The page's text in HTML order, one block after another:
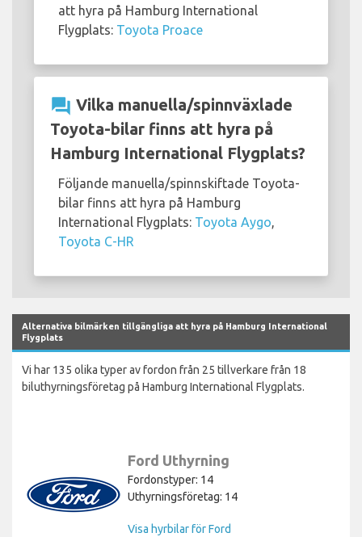
att hyra på Hamburg International
Flygplats: Toyota Proace
question_answer Vilka manuella/spinnväxlade
Toyota-bilar finns att hyra på
Hamburg International Flygplats?
Följande manuella/spinnskiftade Toyota-
bilar finns att hyra på Hamburg
International Flygplats: Toyota Aygo,
Toyota C-HR
Alternativa bilmärken tillgängliga att hyra på Hamburg International
Flygplats
Vi har 135 olika typer av fordon från 25 tillverkare från 18
biluthyrningsföretag på Hamburg International Flygplats.
Ford Uthyrning
Fordonstyper: 14
Uthyrningsföretag: 14
Visa hyrbilar för Ford